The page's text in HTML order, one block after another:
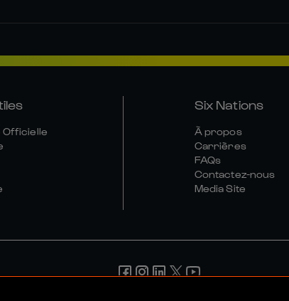
Officielle
Six Nations
À propos
Carrières
FAQs
Contactez-nous
Media Site